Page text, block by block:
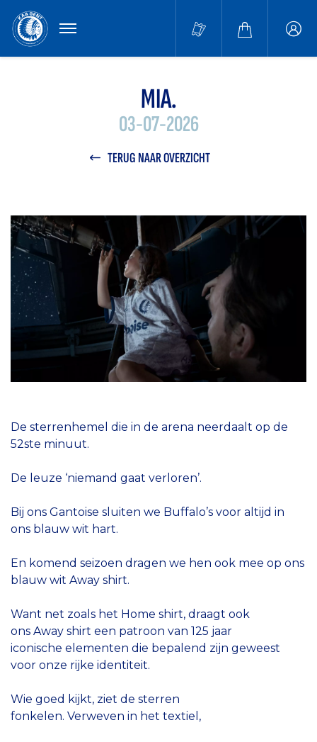
MENU
MIA.
03-07-2026
TERUG NAAR OVERZICHT
De sterrenhemel die in de arena neerdaalt op de
52ste minuut.
De leuze ‘niemand gaat verloren’.
Bij ons Gantoise sluiten we Buffalo’s voor altijd in
ons blauw wit hart.
En komend seizoen dragen we hen ook mee op ons
blauw wit Away shirt.
Want net zoals het Home shirt, draagt ook
ons Away shirt een patroon van 125 jaar
iconische elementen die bepalend zijn geweest
voor onze rijke identiteit.
Wie goed kijkt, ziet de sterren
fonkelen. Verweven in het textiel,